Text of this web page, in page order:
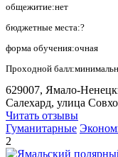
общежитие:нет
бюджетные места:?
форма обучения:очная
Проходной
629007, Ямало-
Салехард, улица
Читать отзывы
Гуманитарные
2